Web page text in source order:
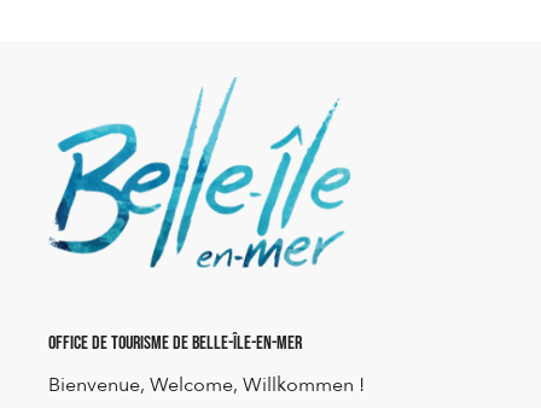
Office de Tourisme de Belle-Île-en-Mer
Bienvenue, Welcome, Willkommen !